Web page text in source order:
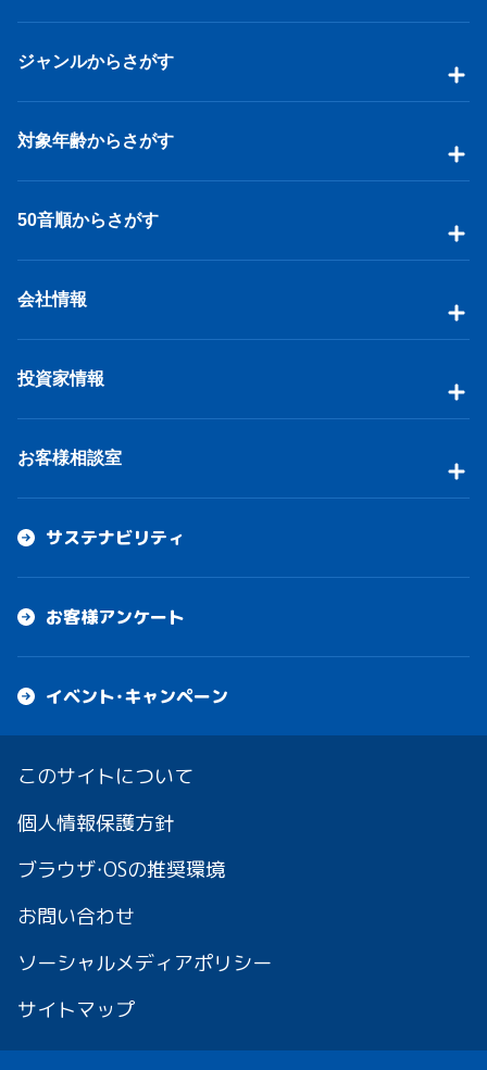
ジャンルからさがす
対象年齢からさがす
50音順からさがす
会社情報
投資家情報
お客様相談室
サステナビリティ
お客様アンケート
イベント・キャンペーン
このサイトについて
個人情報保護方針
ブラウザ・OSの推奨環境
お問い合わせ
ソーシャルメディアポリシー
サイトマップ